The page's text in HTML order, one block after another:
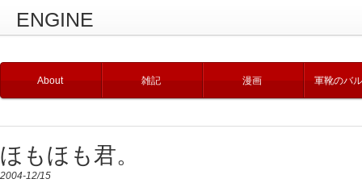
ENGINE
About 雑記 漫画 軍靴のバ
ほもほも君。
2004-12/15